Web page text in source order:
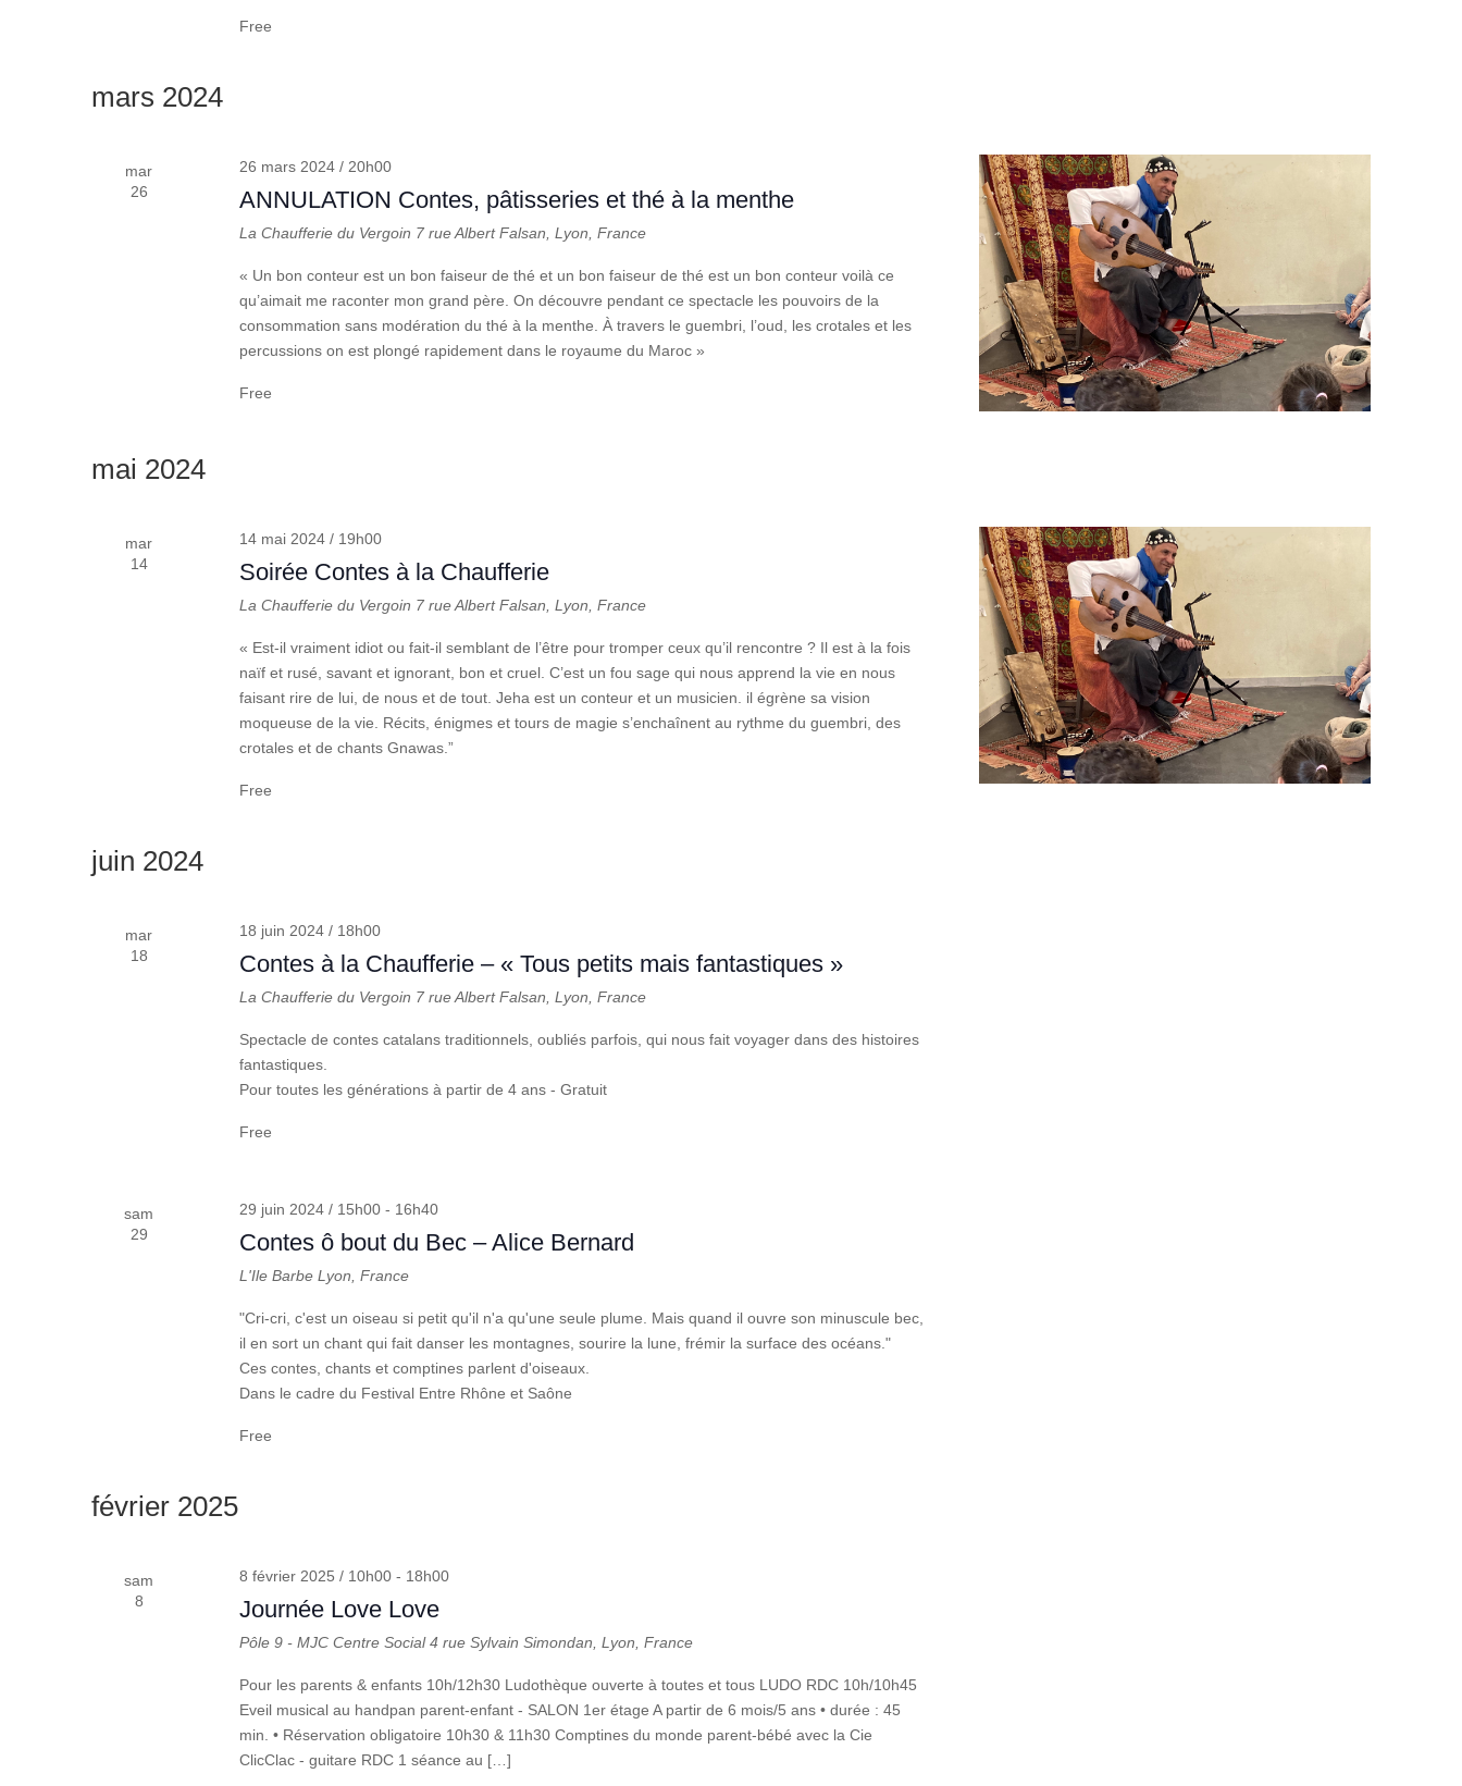
Free
mars 2024
mar
26
26 mars 2024 / 20h00
ANNULATION Contes, pâtisseries et thé à la menthe
La Chaufferie du Vergoin 7 rue Albert Falsan, Lyon, France
« Un bon conteur est un bon faiseur de thé et un bon faiseur de thé est un bon conteur voilà ce
qu’aimait me raconter mon grand père. On découvre pendant ce spectacle les pouvoirs de la
consommation sans modération du thé à la menthe. À travers le guembri, l’oud, les crotales et les
percussions on est plongé rapidement dans le royaume du Maroc »
Free
mai 2024
mar
14
14 mai 2024 / 19h00
Soirée Contes à la Chaufferie
La Chaufferie du Vergoin 7 rue Albert Falsan, Lyon, France
« Est-il vraiment idiot ou fait-il semblant de l’être pour tromper ceux qu’il rencontre ? Il est à la fois
naïf et rusé, savant et ignorant, bon et cruel. C’est un fou sage qui nous apprend la vie en nous
faisant rire de lui, de nous et de tout. Jeha est un conteur et un musicien. il égrène sa vision
moqueuse de la vie. Récits, énigmes et tours de magie s’enchaînent au rythme du guembri, des
crotales et de chants Gnawas.”
Free
juin 2024
mar
18
18 juin 2024 / 18h00
Contes à la Chaufferie – « Tous petits mais fantastiques »
La Chaufferie du Vergoin 7 rue Albert Falsan, Lyon, France
Spectacle de contes catalans traditionnels, oubliés parfois, qui nous fait voyager dans des histoires
fantastiques.
Pour toutes les générations à partir de 4 ans - Gratuit
Free
sam
29
29 juin 2024 / 15h00- 16h40
Contes ô bout du Bec – Alice Bernard
L'Ile Barbe Lyon, France
"Cri-cri, c'est un oiseau si petit qu'il n'a qu'une seule plume. Mais quand il ouvre son minuscule bec,
il en sort un chant qui fait danser les montagnes, sourire la lune, frémir la surface des océans."
Ces contes, chants et comptines parlent d'oiseaux.
Dans le cadre du Festival Entre Rhône et Saône
Free
février 2025
sam
8
8 février 2025 / 10h00- 18h00
Journée Love Love
Pôle 9 - MJC Centre Social4 rue Sylvain Simondan, Lyon, France
Pour les parents & enfants 10h/12h30 Ludothèque ouverte à toutes et tous LUDO RDC 10h/10h45
Eveil musical au handpan parent-enfant - SALON 1er étage A partir de 6 mois/5 ans • durée : 45
min. • Réservation obligatoire 10h30 & 11h30 Comptines du monde parent-bébé avec la Cie
ClicClac - guitare RDC 1 séance au […]